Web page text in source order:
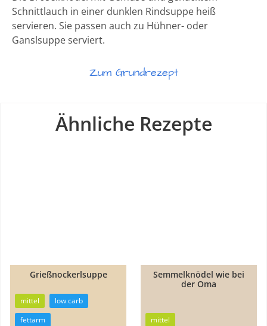
Schnittlauch in einer dunklen Rindsuppe heiß
servieren. Sie passen auch zu Hühner- oder
Ganslsuppe serviert.
Zum Grundrezept
Ähnliche Rezepte
Grießnockerlsuppe
mittel
low carb
fettarm
Semmelknödel wie bei
der Oma
mittel